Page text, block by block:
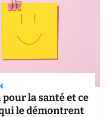
la santé et ce
le démontrent